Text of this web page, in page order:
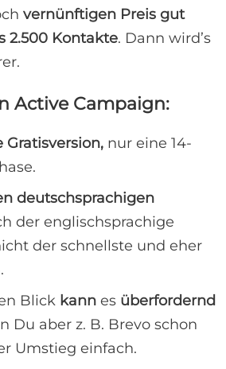
vernünftigen Preis gut
2.500 Kontakte. Dann wird’s
Active Campaign:
Gratisversion, nur eine 14-
deutschsprachigen
der englischsprachige
der schnellste und eher
Blick kannes überfordernd
Du aber z. B. Brevo schon
Umstieg einfach.